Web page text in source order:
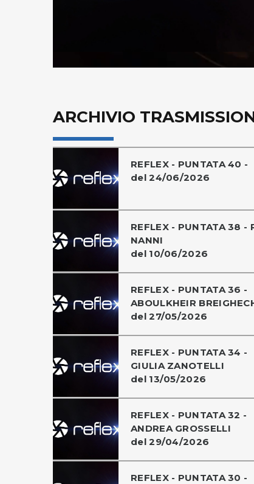
ARCHIVIO
REFLEX - PUNTATA 40 -
del 24/06/2026
REFLEX - PUNTATA 38 -
NANNI
del 10/06/2026
REFLEX - PUNTATA 36 -
ABOULKHEIR
del 27/05/2026
REFLEX - PUNTATA 34 -
GIULIA ZANOTELLI
del 13/05/2026
REFLEX - PUNTATA 32 -
ANDREA GROSSELLI
del 29/04/2026
REFLEX - PUNTATA 30 -